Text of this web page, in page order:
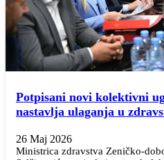
Potpisani novi kolektivni
nastavlja ulaganja u
26 Maj 2026
Ministrica zdravstva Zeničko-